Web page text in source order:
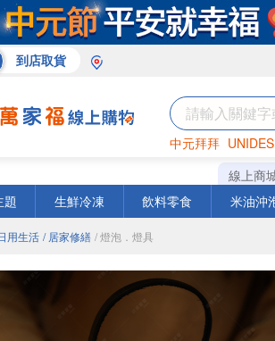
到店取貨
中元拜拜
罐頭 咖啡
線上商
題
生鮮冷凍 飲料零食 米油沖
用生活 / 居家修繕 / 燈泡．燈具